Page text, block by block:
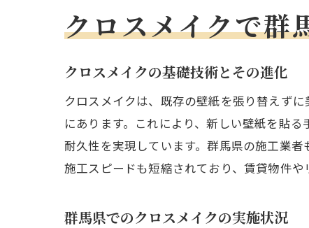
クロスメイクで群
クロスメイクの基礎技術とその進化
クロスメイクは、既存の壁紙を張り替えず
にあります。これにより、新しい壁紙を貼
耐久性を実現しています。群馬県の施工業
施工スピードも短縮されており、賃貸物件や
群馬県でのクロスメイクの実施状況